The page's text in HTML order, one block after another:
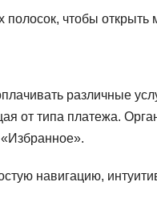
полосок, чтобы открыть
различные
от типа платежа.
навигацию,